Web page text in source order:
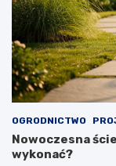
OGRODNICTWO
Nowoczesna
wykonać?